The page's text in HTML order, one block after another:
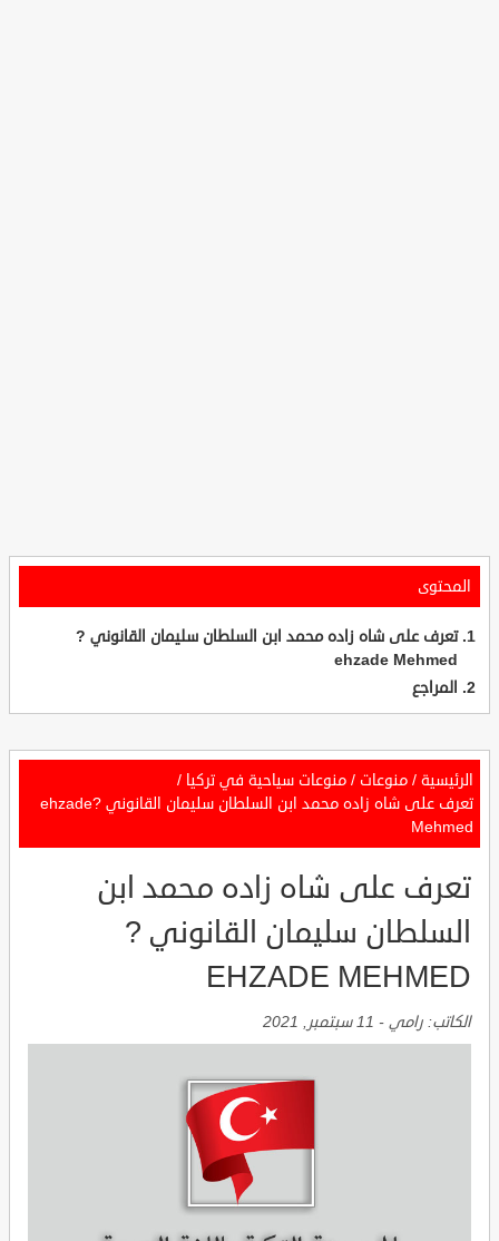
المحتوى
تعرف على شاه زاده محمد ابن السلطان سليمان القانوني ?
ehzade Mehmed
المراجع
الرئيسية / منوعات / منوعات سياحية في تركيا /
تعرف على شاه زاده محمد ابن السلطان سليمان القانوني ?ehzade
Mehmed
تعرف على شاه زاده محمد ابن
السلطان سليمان القانوني ?
EHZADE MEHMED
الكاتب: رامي - 11 سبتمبر, 2021